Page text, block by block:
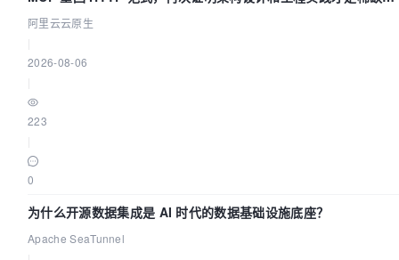
源
阿里云云原生
2026-08-06
223
0
为什么开源数据集成是 AI 时代的数据基础设施底座？
Apache SeaTunnel